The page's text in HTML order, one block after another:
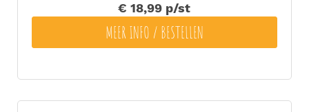
€ 18,99 p/st
MEER INFO / BESTELLEN